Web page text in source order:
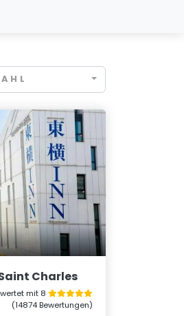
Charles
mit 8
(14874 Bewertungen)